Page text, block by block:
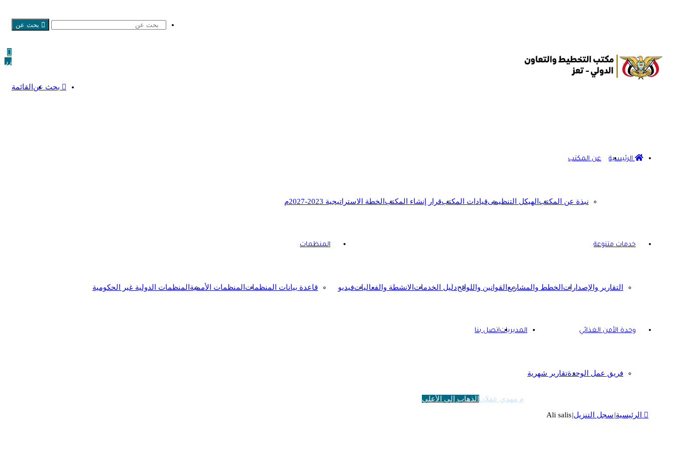
بحث عن
القائمة بحث عن
الرئيسية عن المكتب
نبذة عن المكتب الهيكل التنظيمىقيادات المكتبقرار إنشاء المكتب الخطة الاستراتيجية 2023-2027م
خدمات متنوعة
التقارير والإصدارات الخطط والمشاريع القوانين واللوائحدليل الخدمات الانشطة والفعالياتفيديو
المنظمات
قاعدة بيانات المنظمات المنظمات الأممية المنظمات الدولية غير الحكومية
وحدة الأمن الغذائي
فريق عمل الوحدةتقارير شهرية
المديرياتاتصل بنا
الرئيسية|سجل التنزيل|
Ali salis
م مهدي عقلان
زر
الذهاب إلى الأعلى